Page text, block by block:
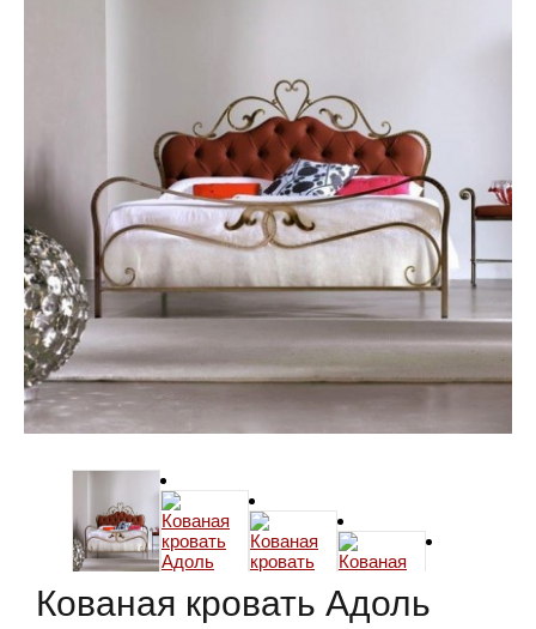
Кованая кровать Адоль